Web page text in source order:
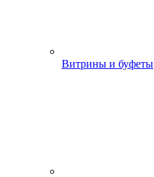
Витрины и буфеты